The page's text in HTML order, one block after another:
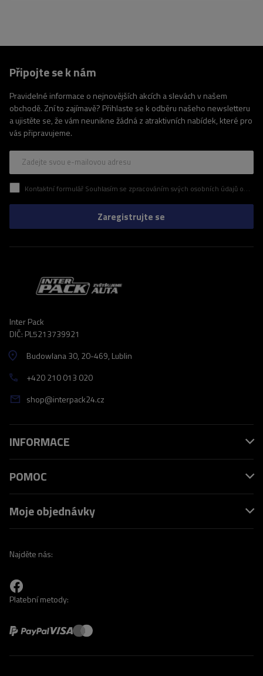
Připojte se k nám
Pravidelné informace o nejnovějších akcích a slevách v našem
obchodě. Zní to zajímavě? Přihlaste se k odběru našeho newsletteru
a ujistěte se, že vám neunikne žádná z atraktivních nabídek, které pro
vás připravujeme.
Zadejte svou e-mailovou adresu
Kontaktní formulář Souhlasím se zpracováním svých osobních údajů obsažených v kontaktním formuláři v souladu s nařízením Evropského parlamentu a Rady (EU)
Zaregistrujte se
Inter Pack
DIČ: PL5213739921
Budowlana 30, 20-469, Lublin
+420 210 013 020
shop@interpack24.cz
INFORMACE
POMOC
Moje objednávky
Najděte nás:
Platební metody: